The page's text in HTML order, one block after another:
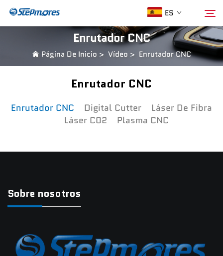
ES
Página De Inicio
Sobre Nosotros
Guía
Noticias
Enrutador CNC
Página De Inicio > Vídeo > Enrutador CNC
Enrutador CNC
Enrutador CNC Digital Cutter
Láser De Fibra
Láser C02
Plasma CNC
Sobre nosotros